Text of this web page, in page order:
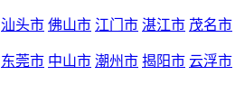
汕头市 佛山市 江门市 湛江市 茂名市
东莞市 中山市 潮州市 揭阳市 云浮市